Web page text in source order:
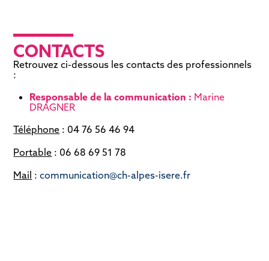
CONTACTS
Retrouvez ci-dessous les contacts des professionnels
:
Responsable de la communication : Marine
DRAGNER
Téléphone : 04 76 56 46 94
Portable : 06 68 69 51 78
Mail :communication@ch-alpes-isere.fr